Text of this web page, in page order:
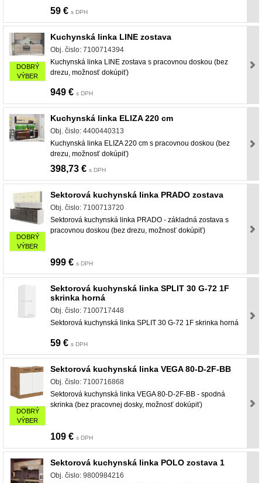
59 € s DPH
DOBRÝ
VÝBER
Kuchynská linka LINE zostava
Obj. čislo: 7100714394
Kuchynská linka LINE zostava s pracovnou doskou (bez
drezu, možnosť dokúpiť)
949 € s DPH
Kuchynská linka ELIZA 220 cm
Obj. čislo: 4400440313
Kuchynská linka ELIZA 220 cm s pracovnou doskou (bez
drezu, možnosť dokúpiť)
398,73 € s DPH
DOBRÝ
VÝBER
Sektorová kuchynská linka PRADO zostava
Obj. čislo: 7100713720
Sektorová kuchynská linka PRADO - základná zostava s
pracovnou doskou (bez drezu, možnosť dokúpiť)
999 € s DPH
Sektorová kuchynská linka SPLIT 30 G-72 1F
skrinka horná
Obj. čislo: 7100717448
Sektorová kuchynská linka SPLIT 30 G-72 1F skrinka horná
59 € s DPH
DOBRÝ
VÝBER
Sektorová kuchynská linka VEGA 80-D-2F-BB
Obj. čislo: 7100716868
Sektorová kuchynská linka VEGA 80-D-2F-BB - spodná
skrinka (bez pracovnej dosky, možnosť dokúpiť)
109 € s DPH
Sektorová kuchynská linka POLO zostava 1
Obj. čislo: 9800984216